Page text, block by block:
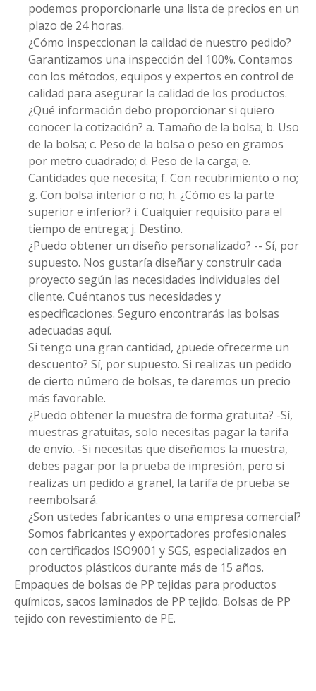
podemos proporcionarle una lista de precios en un
plazo de 24 horas.
¿Cómo inspeccionan la calidad de nuestro pedido?
Garantizamos una inspección del 100%. Contamos
con los métodos, equipos y expertos en control de
calidad para asegurar la calidad de los productos.
¿Qué información debo proporcionar si quiero
conocer la cotización? a. Tamaño de la bolsa; b. Uso
de la bolsa; c. Peso de la bolsa o peso en gramos
por metro cuadrado; d. Peso de la carga; e.
Cantidades que necesita; f. Con recubrimiento o no;
g. Con bolsa interior o no; h. ¿Cómo es la parte
superior e inferior? i. Cualquier requisito para el
tiempo de entrega; j. Destino.
¿Puedo obtener un diseño personalizado? -- Sí, por
supuesto. Nos gustaría diseñar y construir cada
proyecto según las necesidades individuales del
cliente. Cuéntanos tus necesidades y
especificaciones. Seguro encontrarás las bolsas
adecuadas aquí.
Si tengo una gran cantidad, ¿puede ofrecerme un
descuento? Sí, por supuesto. Si realizas un pedido
de cierto número de bolsas, te daremos un precio
más favorable.
¿Puedo obtener la muestra de forma gratuita? -Sí,
muestras gratuitas, solo necesitas pagar la tarifa
de envío. -Si necesitas que diseñemos la muestra,
debes pagar por la prueba de impresión, pero si
realizas un pedido a granel, la tarifa de prueba se
reembolsará.
¿Son ustedes fabricantes o una empresa comercial?
Somos fabricantes y exportadores profesionales
con certificados ISO9001 y SGS, especializados en
productos plásticos durante más de 15 años.
Empaques de bolsas de PP tejidas para productos
químicos, sacos laminados de PP tejido. Bolsas de PP
tejido con revestimiento de PE.